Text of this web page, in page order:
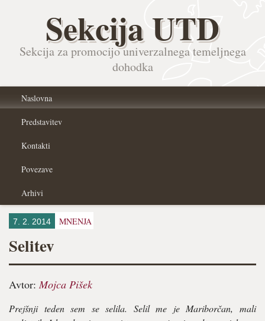
Sekcija UTD
Sekcija za promocijo univerzalnega temeljnega
dohodka
Naslovna
Predstavitev
Kontakti
Povezave
Arhivi
7. 2. 2014 MNENJA
Selitev
Avtor:Mojca Pišek
Prejšnji teden sem se selila. Selil me je Mariborčan, mali